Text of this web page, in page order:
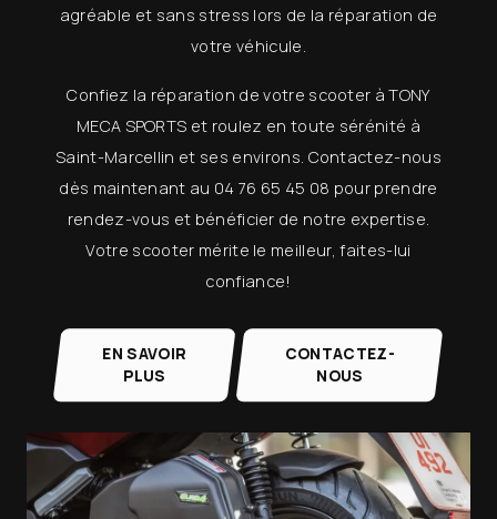
agréable et sans stress lors de la réparation de
votre véhicule.
Confiez la réparation de votre scooter à TONY
MECA SPORTS et roulez en toute sérénité à
Saint-Marcellin et ses environs. Contactez-nous
dès maintenant au 04 76 65 45 08 pour prendre
rendez-vous et bénéficier de notre expertise.
Votre scooter mérite le meilleur, faites-lui
confiance!
EN SAVOIR
PLUS
CONTACTEZ-
NOUS